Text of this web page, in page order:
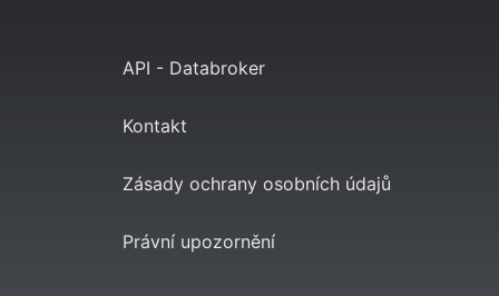
API - Databroker
Kontakt
Zásady ochrany osobních údajů
Právní upozornění